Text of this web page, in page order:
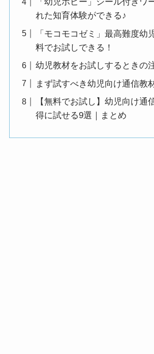
「幼児ポピー」シール付きワ
れた知育体験ができる♪
「モコモコゼミ」最高難度幼
料でお試しできる！
幼児教材をお試しするときの
まず試すべき幼児向け通信教
【無料でお試し】幼児向け通
得に試せる9選｜まとめ